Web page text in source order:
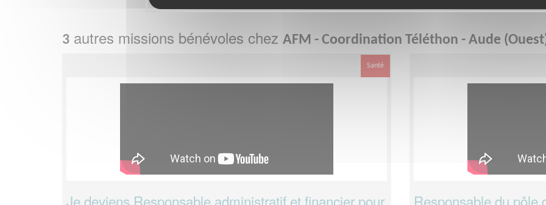
3 autres missions bénévoles chez AFM - Coordination Téléthon - Aude
Santé
Je deviens Responsable administratif et financier pour
Responsable du pôle